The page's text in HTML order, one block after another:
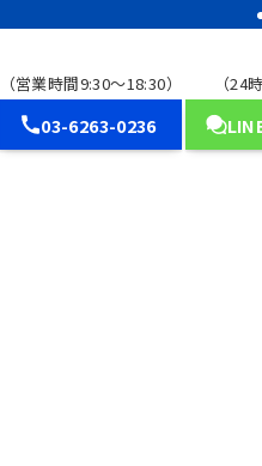
（営業時間9:30～18:30）
03-6263-0236
（24